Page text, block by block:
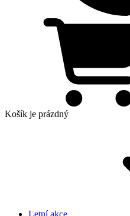
Košík je prázdný
Letní akce